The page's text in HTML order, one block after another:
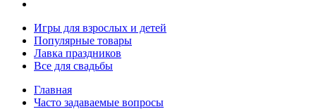
Игры для взрослых и детей
Популярные товары
Лавка праздников
Все для свадьбы
Главная
Часто задаваемые вопросы